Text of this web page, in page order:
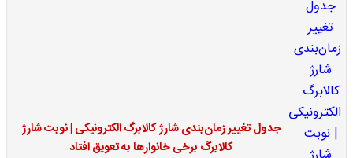
جدول تغییر زمان‌بندی شارژ کالابرگ الکترونیکی | نوبت شارژ
کالابرگ برخی خانوارها به تعویق افتاد